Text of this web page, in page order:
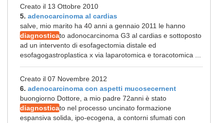
Creato il 13 Ottobre 2010
5. adenocarcinoma al cardias
salve, mio marito ha 40 anni a gennaio 2011 le hanno
diagnosticato adonocarcinoma G3 al cardias e sottoposto
ad un intervento di esofagectomia distale ed
esofagogastroplastica x via laparotomica e toracotomica ...
Creato il 07 Novembre 2012
6. adenocarcinoma con aspetti mucosecernent
buongiorno Dottore, a mio padre 72anni è stato
diagnosticato nel processo uncinato formazione
espansiva solida, ipo-ecogena, a contorni sfumati con